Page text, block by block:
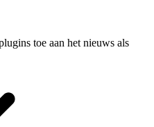
toe aan het nieuws als